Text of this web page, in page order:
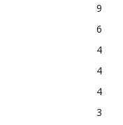
9
6
4
4
4
3